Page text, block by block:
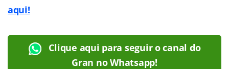
aqui!
Clique aqui para seguir o canal do
Gran no Whatsapp!